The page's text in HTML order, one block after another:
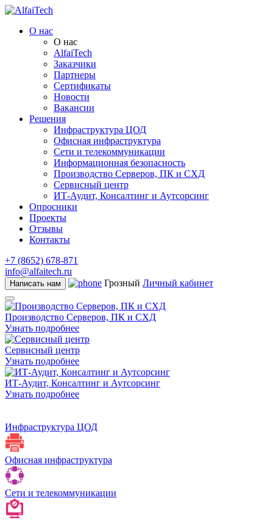
О нас
О нас
AlfaiTech
Заказчики
Партнеры
Сертификаты
Новости
Вакансии
Решения
Инфраструктура ЦОД
Офисная инфраструктура
Сети и телекоммуникации
Информационная безопасность
Производство Серверов, ПК и СХД
Сервисный центр
ИТ-Аудит, Консалтинг и Аутсорсинг
Опросники
Проекты
Отзывы
Контакты
+7 (8652) 678-871
info@alfaitech.ru
Написать нам Грозный Личный кабинет
Производство Серверов, ПК и СХД
Узнать подробнее
Сервисный центр
Узнать подробнее
ИТ-Аудит, Консалтинг и Аутсорсинг
Узнать подробнее
Инфраструктура ЦОД
Офисная инфраструктура
Сети и телекоммуникации